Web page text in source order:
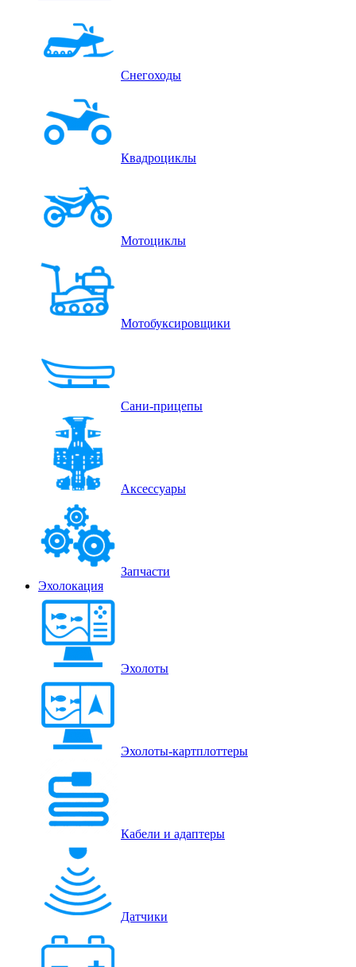
Снегоходы
Квадроциклы
Мотоциклы
Мотобуксировщики
Сани-прицепы
Аксессуары
Запчасти
Эхолокация
Эхолоты
Эхолоты-картплоттеры
Кабели и адаптеры
Датчики